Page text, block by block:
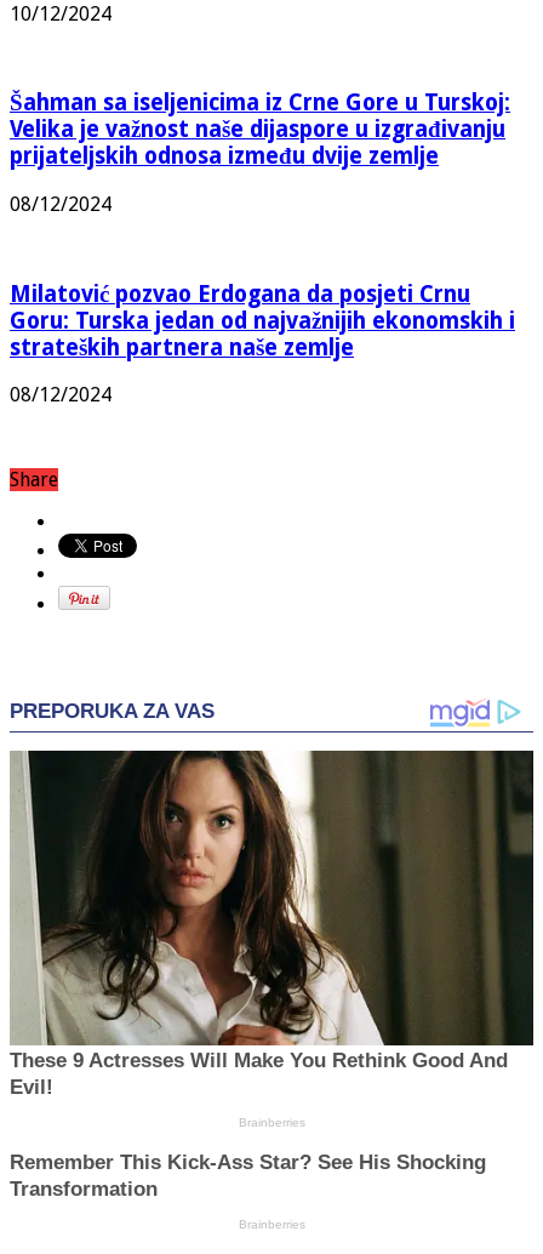
10/12/2024
Šahman sa iseljenicima iz Crne Gore u Turskoj:
Velika je važnost naše dijaspore u izgrađivanju
prijateljskih odnosa između dvije zemlje
08/12/2024
Milatović pozvao Erdogana da posjeti Crnu
Goru: Turska jedan od najvažnijih ekonomskih i
strateških partnera naše zemlje
08/12/2024
Share